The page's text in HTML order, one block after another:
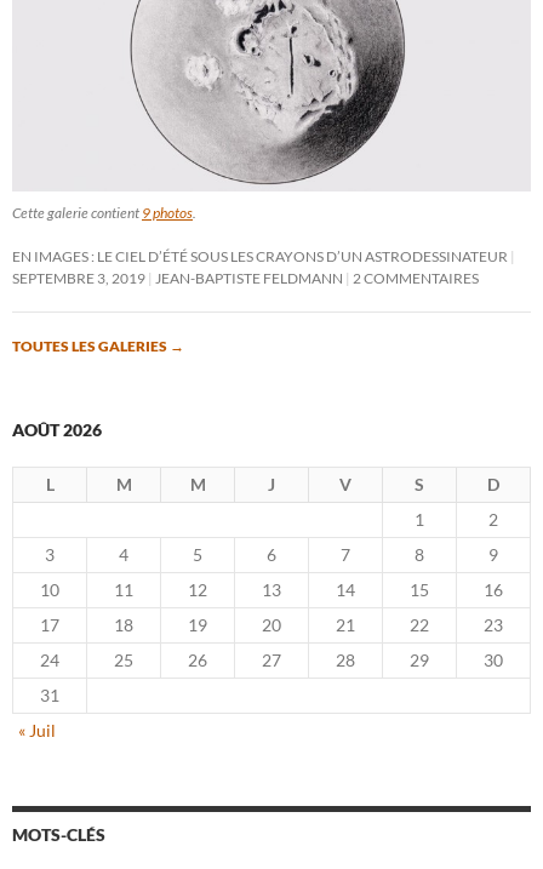
Cette galerie contient 9 photos
EN IMAGES : LE CIEL D’ÉTÉ SOUS LES CRAYONS D’UN ASTRODESSINATEUR
SEPTEMBRE 3, 2019
JEAN-BAPTISTE FELDMANN 2 COMMENTAIRES
TOUTES LES GALERIES →
AOÛT 2026
L M M J V S
D
1
2
3
4 5 6 7 8
9
10
11 12 13 14 15
16
17
18 19 20 21 22
23
24
25 26 27 28 29
30
31
« Juil
MOTS-CLÉS